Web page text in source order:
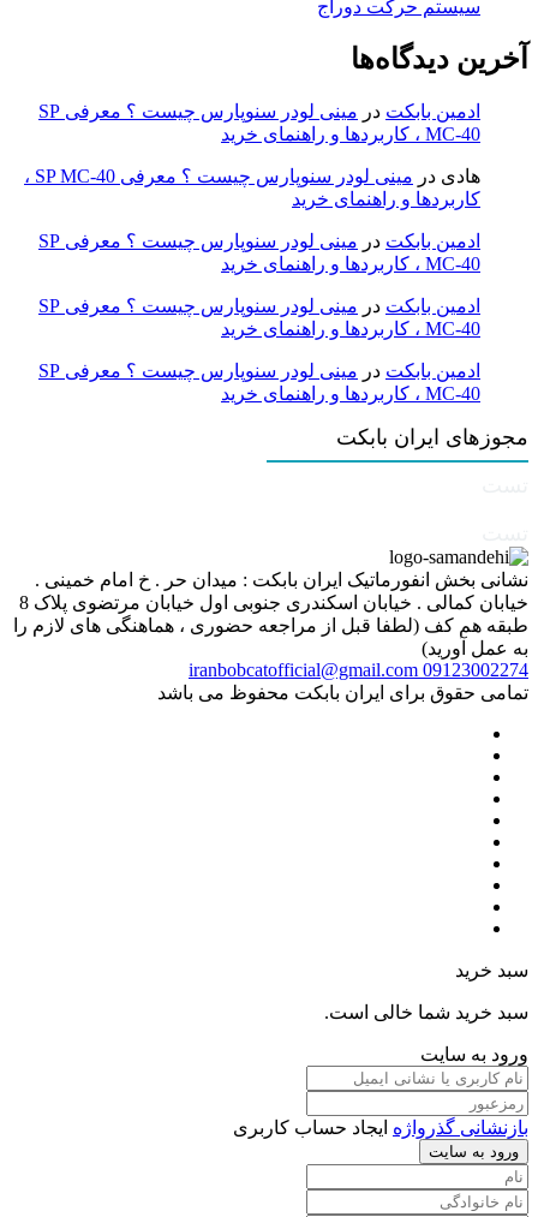
سیستم حرکت دوراج
آخرین دیدگاه‌ها
ادمین بابکت در
مینی لودر سنوپارس چیست ؟ معرفی SP
MC-40 ، کاربردها و راهنمای خرید
هادی در
مینی لودر سنوپارس چیست ؟ معرفی SP MC-40 ،
کاربردها و راهنمای خرید
ادمین بابکت در
مینی لودر سنوپارس چیست ؟ معرفی SP
MC-40 ، کاربردها و راهنمای خرید
ادمین بابکت در
مینی لودر سنوپارس چیست ؟ معرفی SP
MC-40 ، کاربردها و راهنمای خرید
ادمین بابکت در
مینی لودر سنوپارس چیست ؟ معرفی SP
MC-40 ، کاربردها و راهنمای خرید
مجوزهای ایران بابکت
نشانی بخش انفورماتیک ایران بابکت : میدان حر . خ امام خمینی .
خیابان کمالی . خیابان اسکندری جنوبی اول خیابان مرتضوی پلاک 8
طبقه هم کف (لطفا قبل از مراجعه حضوری ، هماهنگی های لازم را
به عمل آورید)
09123002274
iranbobcatofficial@gmail.com
تمامی حقوق برای ایران بابکت محفوظ می باشد
سبد خرید
سبد خرید شما خالی است.
ورود به سایت
بازنشانی گذرواژه ایجاد حساب کاربری
ورود به سایت